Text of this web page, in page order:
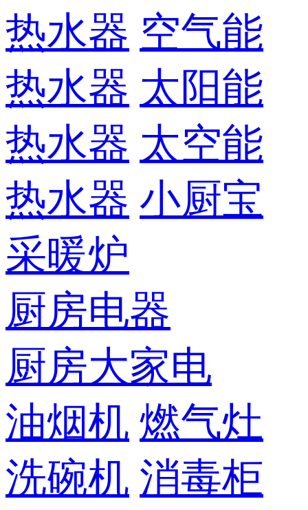
热水器 空气能
热水器 太阳能
热水器 太空能
热水器 小厨宝
采暖炉
厨房电器
厨房大家电
油烟机 燃气灶
洗碗机 消毒柜